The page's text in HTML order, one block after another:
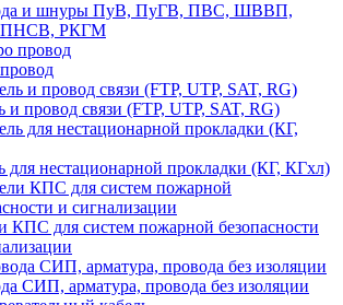
и шнуры ПуВ, ПуГВ, ПВС, ШВВП,
РКГМ
и провод связи (FTP, UTP, SAT, RG)
для нестационарной прокладки (КГ, КГхл)
КПС для систем пожарной безопасности
СИП, арматура, провода без изоляции